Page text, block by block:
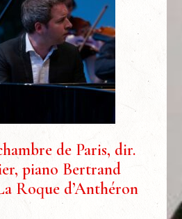
de Paris, dir.
piano Bertrand
Roque d’Anthéron